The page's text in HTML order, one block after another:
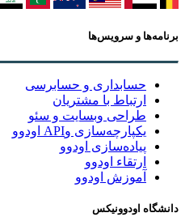
برنامه‌ها و سرویس‌ها
حسابداری و حسابرسی
ارتباط با مشتریان
طراحی وبسایت و سئو
یکپارچه‌سازی وAPI اودوو
پیاده‌سازی اودوو
ارتقاء اودوو
آموزش اودوو
دانشگاه اودوونیکس